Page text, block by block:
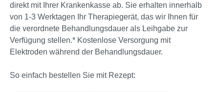
direkt mit Ihrer Krankenkasse ab. Sie erhalten innerhalb
von 1-3 Werktagen Ihr Therapiegerät, das wir Ihnen für
die verordnete Behandlungsdauer als Leihgabe zur
Verfügung stellen.* Kostenlose Versorgung mit
Elektroden während der Behandlungsdauer.
So einfach bestellen Sie mit Rezept: